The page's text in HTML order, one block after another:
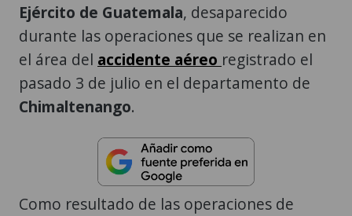
Ejército de Guatemala, desaparecido
durante las operaciones que se realizan en
el área del accidente aéreo registrado el
pasado 3 de julio en el departamento de
Chimaltenango.
Como resultado de las operaciones de